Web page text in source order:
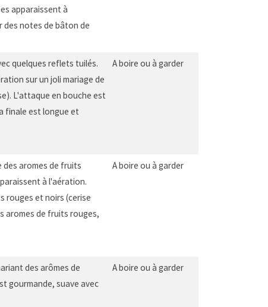
apparaissent à
des notes de bâton de
quelques reflets tuilés.
sur un joli mariage de
L'attaque en bouche est
finale est longue et
A boire ou à garder
des aromes de fruits
à l'aération.
rouges et noirs (cerise
aromes de fruits rouges,
A boire ou à garder
des arômes de
gourmande, suave avec
A boire ou à garder